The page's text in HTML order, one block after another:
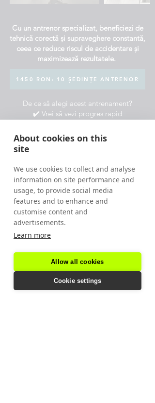
Cu un antrenor specializat, beneficiezi de
tehnică corectă și supraveghere constantă,
ceea ce reduce riscul de accidentare și
maximizează rezultatele.
1450 RON: 10 ȘEDINȚE ANTRENOR
De ce să alegi acest antrenament?
✔️ Vrei să vezi progres rapid
✔️ Vrei să revii la sport după o pauză
lungă
multe variante și informații, lasă-ne detaliile
mai jos și te vom contacta cât de repede
posibil.
First name *
About cookies on this
site
We use cookies to collect and analyse
information on site performance and
usage, to provide social media
features and to enhance and
customise content and
advertisements.
Learn more
Allow all cookies
Cookie settings